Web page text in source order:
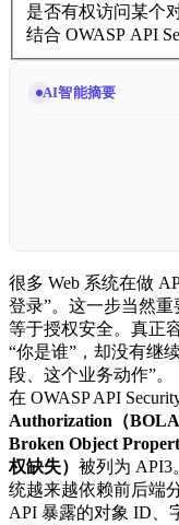
是否有权访问某个
结合 OWASP API
AI智能摘要
很多 Web 系统在做
登录”。这一步当然
等于授权安全。真正
“你是谁”，却没有继
段、这个业务动作”。
在 OWASP API
Authorization（
Broken Object
权缺失） 被列为 API3
统越来越依赖前后端
API 暴露的对象 ID、